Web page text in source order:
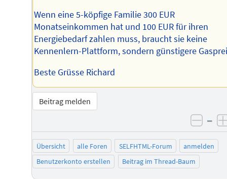
Wenn eine 5-köpfige Familie 300 EUR
Monatseinkommen hat und 100 EUR für ihren
Energiebedarf zahlen muss, braucht sie keine
Kennenlern-Plattform, sondern günstigere
Beste Grüsse Richard
Beitrag melden
–
Übersicht alle Foren SELFHTML-Forum
anmelden
Benutzerkonto erstellen
Beitrag im Thread-Baum